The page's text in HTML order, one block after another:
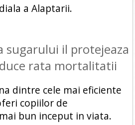
a Alaptarii.
sugarului il protejeaza
rata mortalitatii
dintre cele mai eficiente
copiilor de
bun inceput in viata.